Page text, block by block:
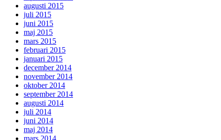
augusti 2015
juli 2015
juni 2015
maj 2015
mars 2015
februari 2015
januari 2015
december 2014
november 2014
oktober 2014
september 2014
augusti 2014
juli 2014
juni 2014
maj 2014
mars 2014